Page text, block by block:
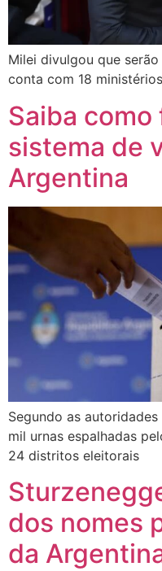
Milei divulgou que
conta com 18 ministérios
Saiba
sistema de
Argentina
Segundo as
mil urnas espalhadas
24 distritos eleitorais
dos nomes
da